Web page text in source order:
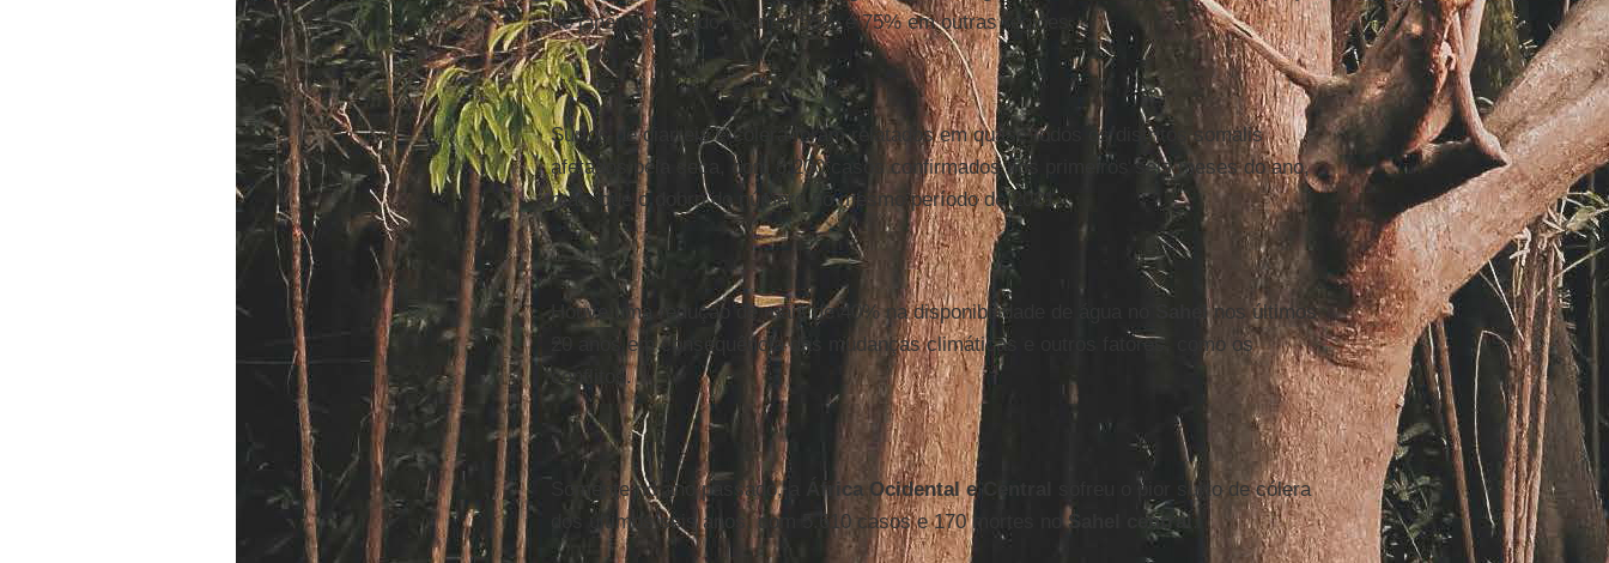
de janeiro passado, e entre 55% e 75% em outras regiões.
Surtos de diarreia e cólera foram relatados em quase todos os distritos somalis
afetados pela seca, com 8.200 casos confirmados nos primeiros seis meses do ano,
mais que o dobro do número no mesmo período de 2021.
Houve uma redução de mais de 40% na disponibilidade de água no Sahelnos últimos
20 anos em consequência das mudanças climáticas e outros fatores, como os
conflitos.
Somente no ano passado, a África Ocidental e Central
sofreu o pior surto de cólera
dos últimos seis anos, com 5.610 casos e 170 mortes noSahel central .